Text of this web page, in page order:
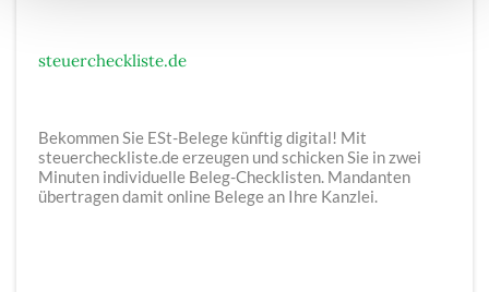
steuercheckliste.de
Bekommen Sie ESt-Belege künftig digital! Mit
steuercheckliste.de erzeugen und schicken Sie in zwei
Minuten individuelle Beleg-Checklisten. Mandanten
übertragen damit online Belege an Ihre Kanzlei.